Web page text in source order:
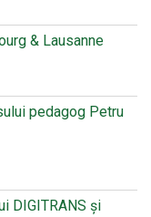
& Lausanne
pedagog Petru
DIGITRANS și